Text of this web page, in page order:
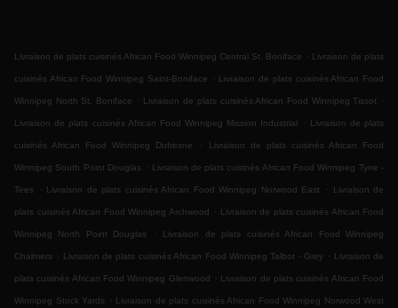
Livraison de plats cuisinés African Food Winnipeg Central St. Boniface . Livraison de plats
cuisinés African Food Winnipeg Saint-Boniface . Livraison de plats cuisinés African Food
Winnipeg North St. Boniface . Livraison de plats cuisinés African Food Winnipeg Tissot .
Livraison de plats cuisinés African Food Winnipeg Mission Industrial . Livraison de plats
cuisinés African Food Winnipeg Dufresne . Livraison de plats cuisinés African Food
Winnipeg South Point Douglas . Livraison de plats cuisinés African Food Winnipeg Tyne -
Tees . Livraison de plats cuisinés African Food Winnipeg Norwood East . Livraison de
plats cuisinés African Food Winnipeg Archwood . Livraison de plats cuisinés African Food
Winnipeg North Point Douglas . Livraison de plats cuisinés African Food Winnipeg
Chalmers . Livraison de plats cuisinés African Food Winnipeg Talbot - Grey . Livraison de
plats cuisinés African Food Winnipeg Glenwood . Livraison de plats cuisinés African Food
Winnipeg Stock Yards . Livraison de plats cuisinés African Food Winnipeg Norwood West